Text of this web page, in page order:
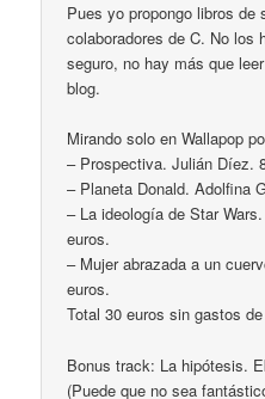
Pues yo propongo libros de
colaboradores de C. No los
seguro, no hay más que
blog.
Mirando solo en Wallapop
– Prospectiva. Julián Díez.
– Planeta Donald. Adolfina
– La ideología de Star
euros.
– Mujer abrazada a un
euros.
Total 30 euros sin gastos
Bonus track: La hipótesis.
(Puede que no sea